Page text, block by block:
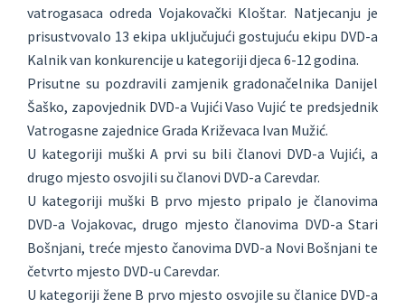
vatrogasaca odreda Vojakovački Kloštar. Natjecanju je
prisustvovalo 13 ekipa uključujući gostujuću ekipu DVD-a
Kalnik van konkurencije u kategoriji djeca 6-12 godina.
Prisutne su pozdravili zamjenik gradonačelnika Danijel
Šaško, zapovjednik DVD-a Vujići Vaso Vujić te predsjednik
Vatrogasne zajednice Grada Križevaca Ivan Mužić.
U kategoriji muški A prvi su bili članovi DVD-a Vujići, a
drugo mjesto osvojili su članovi DVD-a Carevdar.
U kategoriji muški B prvo mjesto pripalo je članovima
DVD-a Vojakovac, drugo mjesto članovima DVD-a Stari
Bošnjani, treće mjesto čanovima DVD-a Novi Bošnjani te
četvrto mjesto DVD-u Carevdar.
U kategoriji žene B prvo mjesto osvojile su članice DVD-a